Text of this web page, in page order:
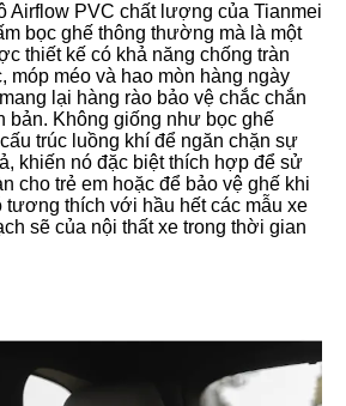
Airflow PVC chất lượng của Tianmei
bọc ghế thông thường mà là một
thiết kế có khả năng chống tràn
móp méo và hao mòn hàng ngày
lại hàng rào bảo vệ chắc chắn
bản. Không giống như bọc ghế
trúc luồng khí để ngăn chặn sự
khiến nó đặc biệt thích hợp để sử
cho trẻ em hoặc để bảo vệ ghế khi
tương thích với hầu hết các mẫu xe
sẽ của nội thất xe trong thời gian